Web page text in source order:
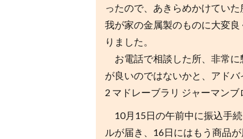
ったので、あきらめかけてい
我が家の金属製のものに大変
りました。
お電話で相談した所、非常に
が良いのではないかと、アド
2 マドレーブラリ ジャーマン
10月15日の午前中に振込手
ルが届き、16日にはもう商品